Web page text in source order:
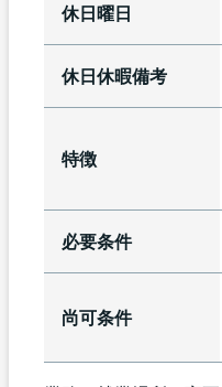
休日曜日
休日休暇備考
特徴
必要条件
尚可条件